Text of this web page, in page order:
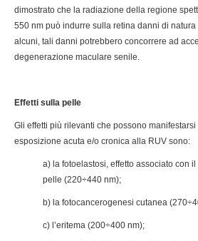
dimostrato che la radiazione della regione
550 nm può indurre sulla retina danni di
alcuni, tali danni potrebbero concorrere ad
degenerazione maculare senile.
Effetti sulla pelle
Gli effetti più rilevanti che possono
esposizione acuta e/o cronica alla RUV sono:
a) la fotoelastosi, effetto associato con
pelle (220÷440 nm);
b) la fotocancerogenesi cutanea
c) l’eritema (200÷400 nm);